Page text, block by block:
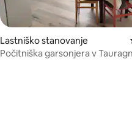
Lastniško stanovanje
Počitniška garsonjera v